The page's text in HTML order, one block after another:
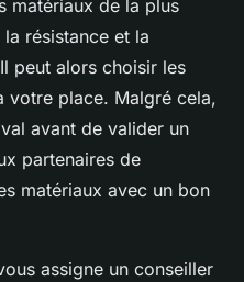
matériaux de la plus
résistance et la
peut alors choisir les
votre place. Malgré cela,
avant de valider un
partenaires de
matériaux avec un bon
assigne un conseiller